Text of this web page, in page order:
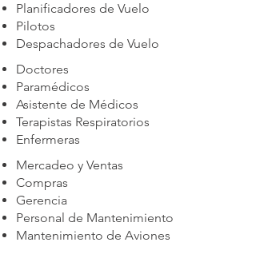
Planificadores de Vuelo
Pilotos
Despachadores de Vuelo
Doctores
Paramédicos
Asistente de Médicos
Terapistas Respiratorios
Enfermeras
Mercadeo y Ventas
Compras
Gerencia
Personal de Mantenimiento
Mantenimiento de Aviones